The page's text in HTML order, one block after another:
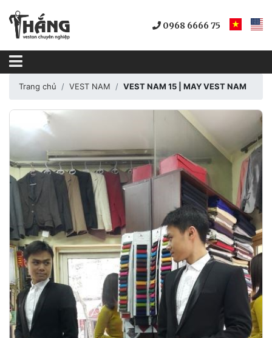
0968 6666 75
Trang chủ VEST NAM VEST NAM 15 | MAY VEST NAM